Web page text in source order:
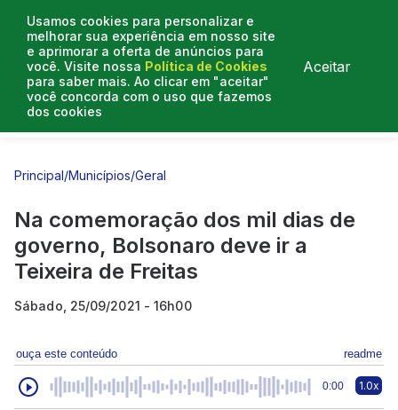
Usamos cookies para personalizar e
melhorar sua experiência em nosso site
e aprimorar a oferta de anúncios para
você. Visite nossa Política de Cookies
para saber mais. Ao clicar em "aceitar"
você concorda com o uso que fazemos
dos cookies
Aceitar
Entrevistas
Principal/Municípios/Geral
Na comemoração dos mil dias de
governo, Bolsonaro deve ir a
Teixeira de Freitas
Sábado, 25/09/2021 - 16h00
ouça este conteúdo readme
0:00 1.0x